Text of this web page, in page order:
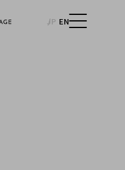
JP EN